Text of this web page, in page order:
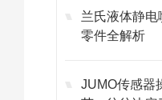
兰氏液体静电
零件全解析
JUMO传感器